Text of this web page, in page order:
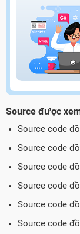
Source được
Source code
Source code
Source code
Source code
Source code
Source code